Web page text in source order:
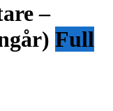
–
Full